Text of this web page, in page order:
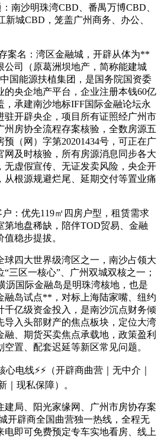
沙明珠湾CBD、番禺万博CBD、
城CBD，笼盖广州商务、办公、
名：湾区金融城，开辟从体为**
公司（原葛洲坝地产，简称能建城
国能源扶植集团，是国务院国资委
的央企地产平台，企业注册本钱60亿
，承建南沙地标IFF国际金融论坛永
驻开辟央企，项目所有证照经广州市
州房协全流程存案核验，全数房源五
（网）字第20201434号，可正在广
网及时核验，所有房源消息同步各大
无虚假宣传、无证发卖风险，央企开
从根源规避烂尾、延期交付等置业痛
优先119㎡四房户型，租赁需求
第地盘稀缺，陪伴TOD贸易、金融
稳步提拔。
四大世界级湾区之一，南沙占领大
三区一核心”、广州双城双核之一；
沥国际金融岛是明珠湾核地，也是
融岛试点**，对标上海陆家嘴、纽约
千亿级资金投入，是南沙沉点财务倾
导入头部财产的焦点板块，定位大湾
融、期货买卖焦点承载地，政策盈利
置、配套迟延等新区常见问题。
线⚡⚡（开辟商曲营｜无中介｜
｜现私保障）。
局、阳光家缘网、广州市房协存案
开辟商全国曲营独一热线，全程无
电即可免费预定专车实地看房、线上